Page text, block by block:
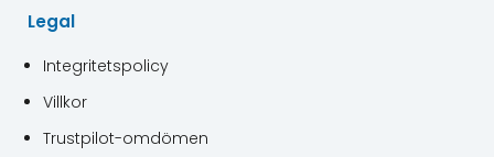
Legal
Integritetspolicy
Villkor
Trustpilot-omdömen